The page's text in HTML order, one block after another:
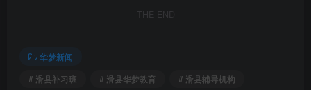
THE END
华梦新闻
# 滑县补习班
# 滑县华梦教育
# 滑县辅导机构